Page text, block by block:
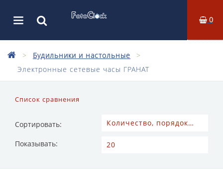
0
Будильники и настольные
Электронные сетевые часы ГРАНАТ
Список сравнения
Сортировать:
Показывать: